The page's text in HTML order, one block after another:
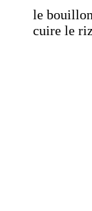
le
cuire le